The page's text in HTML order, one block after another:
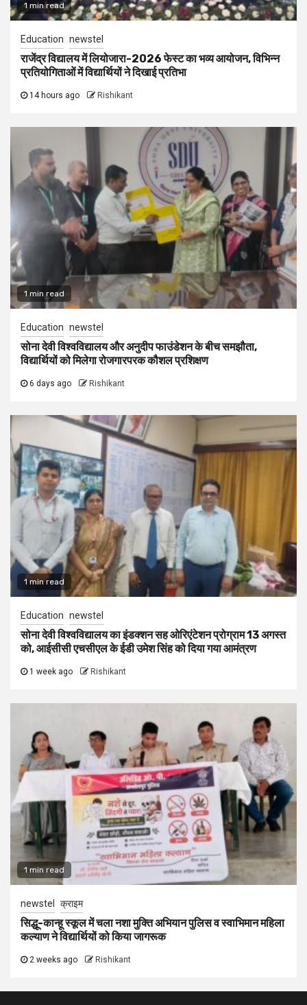
1 min read
Education newstel
राजेंद्र विद्यालय में लियोजारा-2026 फेस्ट का भव्य आयोजन, विभिन्न
प्रतियोगिताओं में विद्यार्थियों ने दिखाई प्रतिभा
14 hours ago Rishikant
1 min read
Education newstel
सोना देवी विश्वविद्यालय और अनुदीप फाउंडेशन के बीच समझौता,
विद्यार्थियों को मिलेगा रोजगारपरक कौशल प्रशिक्षण
6 days ago Rishikant
1 min read
Education newstel
सोना देवी विश्वविद्यालय का इंडक्शन सह ओरिएंटेशन प्रोग्राम 13 अगस्त
को, आईसीसी एचसीएल के ईडी उमेश सिंह को दिया गया आमंत्रण
1 week ago Rishikant
1 min read
newstel क्राइम
सिद्धू-कान्हू स्कूल में चला नशा मुक्ति अभियान पुलिस व स्वाभिमान महिला
कल्याण ने विद्यार्थियों को किया जागरूक
2 weeks ago Rishikant